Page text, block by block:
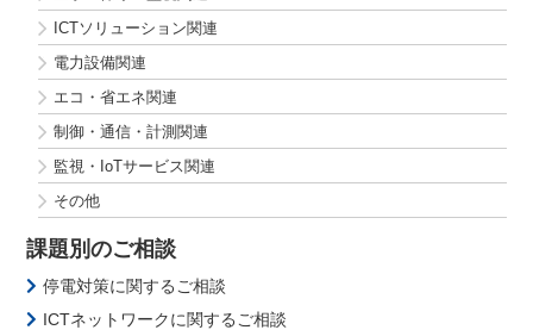
ICTソリューション関連
電力設備関連
エコ・省エネ関連
制御・通信・計測関連
監視・IoTサービス関連
その他
課題別のご相談
停電対策に関するご相談
ICTネットワークに関するご相談